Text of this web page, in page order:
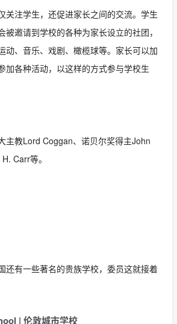
关注学生，还促进家长之间的交流。学生
被邀请到学校的各种为家长设立的社团，
动、音乐、戏剧、橄榄球等。家长可以加
加各种活动，以这样的方式参与学校生
主教Lord Coggan、诺贝尔奖得主John
Carr等。
还有一些著名的贵族学校，委员这就接着
| 伦敦城市学校